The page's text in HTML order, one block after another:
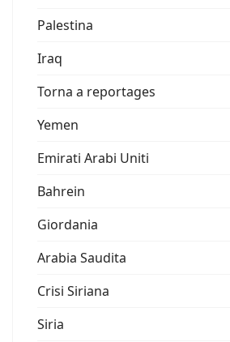
Palestina
Iraq
Torna a reportages
Yemen
Emirati Arabi Uniti
Bahrein
Giordania
Arabia Saudita
Crisi Siriana
Siria